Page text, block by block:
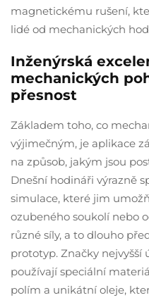
magnetickému rušení,
lidé od mechanických
Inženýrská
mechanických
přesnost
Základem toho, co
výjimečným, je aplikace
na způsob, jakým jsou
Dnešní hodináři výrazně
simulace, které jim
ozubeného soukolí nebo
různé síly, a to dlouho
prototyp. Značky nejvyšší
používají speciální
polím a unikátní oleje,